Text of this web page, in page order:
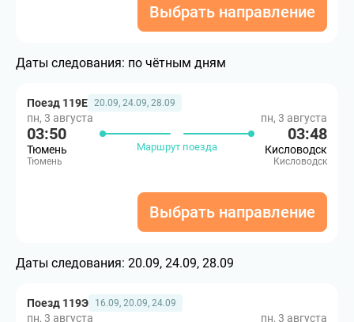
Выбрать направление
Даты следования: по чётным дням
Поезд 119Е 20.09, 24.09, 28.09
пн, 3 августа
03:50
Тюмень
Тюмень
Маршрут поезда
пн, 3 августа
03:48
Кисловодск
Кисловодск
Выбрать направление
Даты следования: 20.09, 24.09, 28.09
Поезд 119Э 16.09, 20.09, 24.09
пн, 3 августа пн, 3 августа